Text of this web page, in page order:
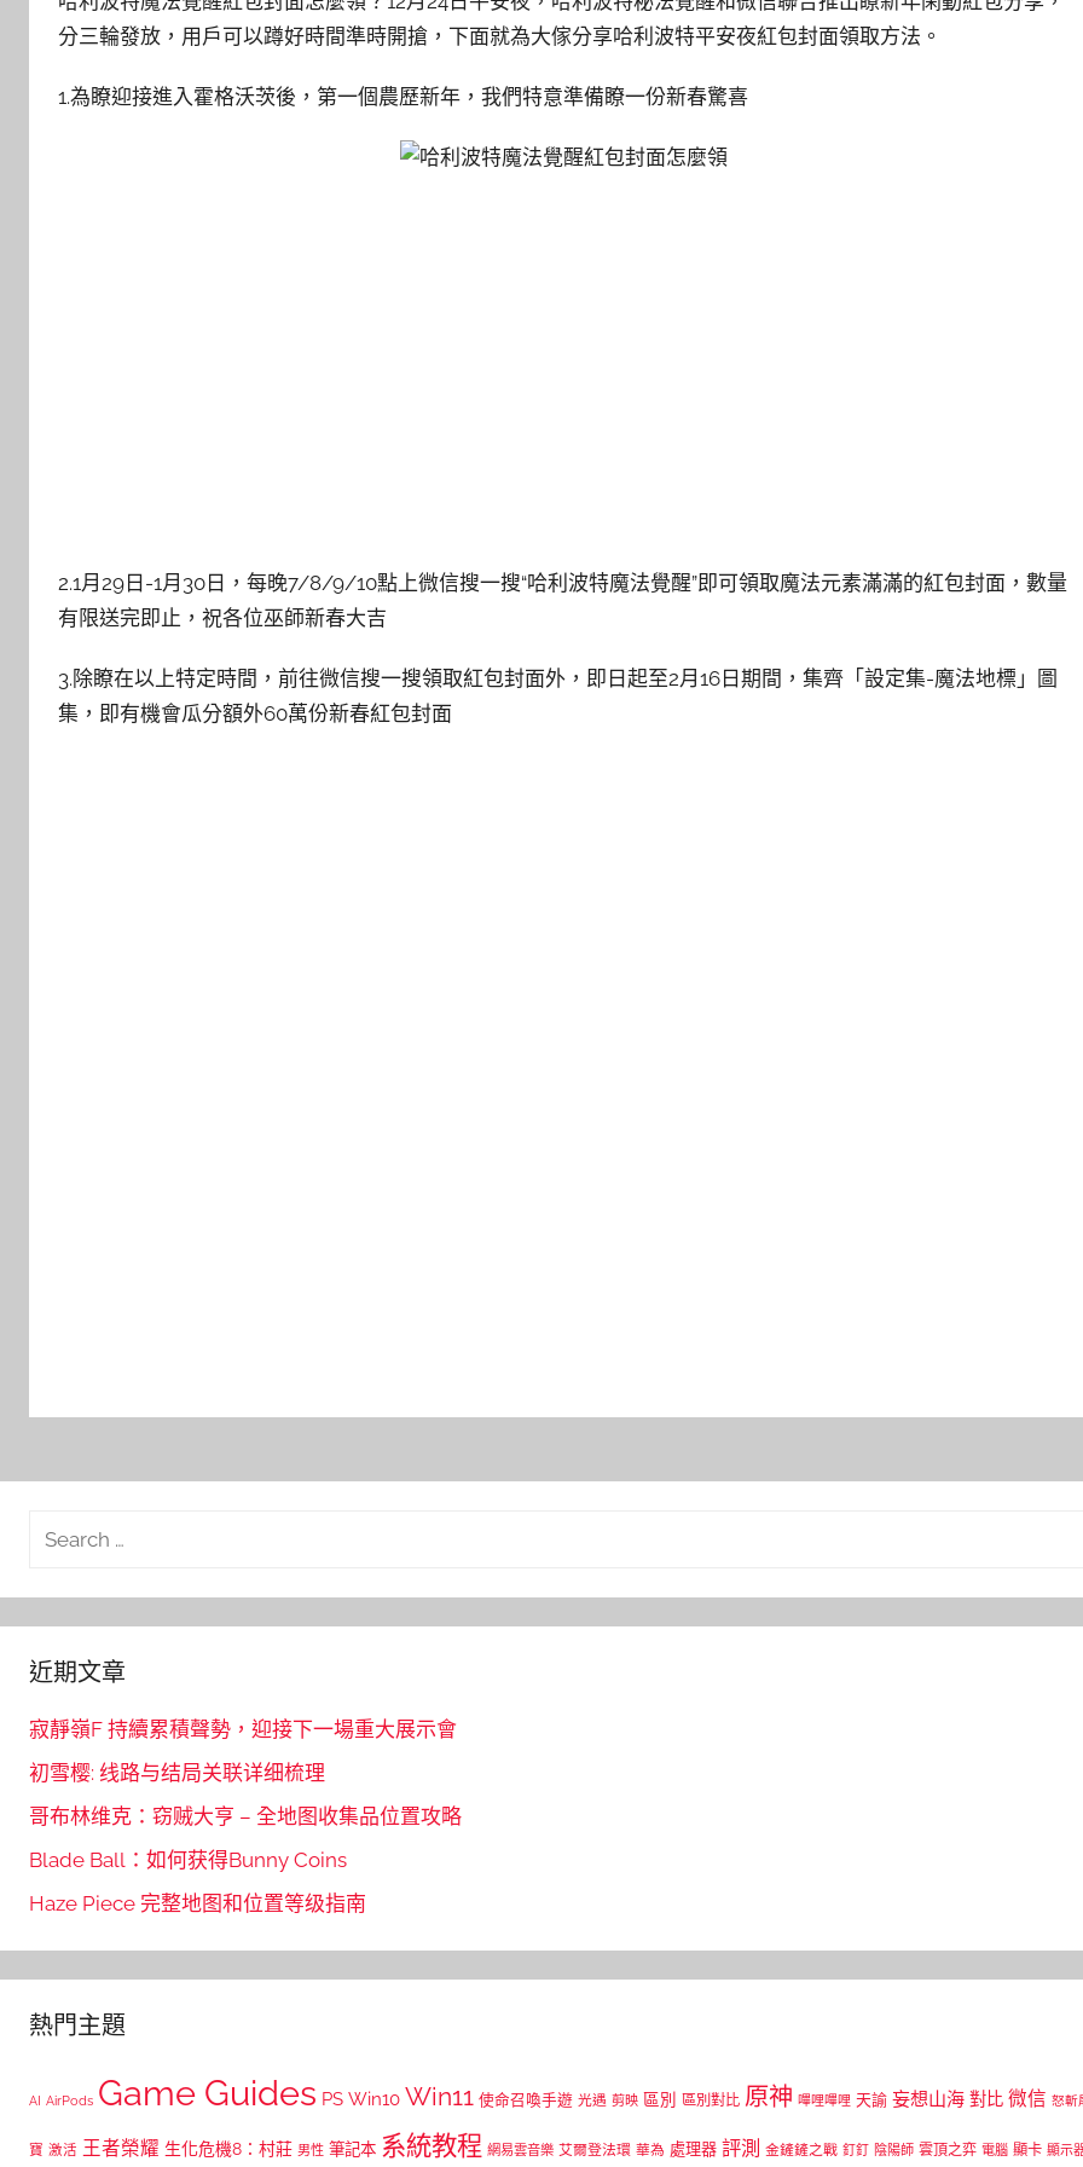
分三輪發放，用戶可以蹲好時間準時開搶，下面就為大傢分享哈利波特平安夜紅包封面領取方法。
1.為瞭迎接進入霍格沃茨後，第一個農歷新年，我們特意準備瞭一份新春驚喜
2.1月29日-1月30日，每晚7/8/9/10點上微信搜一搜“哈利波特魔法覺醒”即可領取魔法元素滿滿的紅包封面，數量
有限送完即止，祝各位巫師新春大吉
3.除瞭在以上特定時間，前往微信搜一搜領取紅包封面外，即日起至2月16日期間，集齊「設定集-魔法地標」圖
集，即有機會瓜分額外60萬份新春紅包封面
Search
近期文章
寂靜嶺F 持續累積聲勢，迎接下一場重大展示會
初雪樱: 线路与结局关联详细梳理
哥布林维克：窃贼大亨 – 全地图收集品位置攻略
Blade Ball：如何获得Bunny Coins
Haze Piece 完整地图和位置等级指南
熱門主題
AI AirPods Game Guides PS Win10 Win11 使命召喚手遊 光遇 剪映 區別 區別對比 原神 嗶哩嗶哩 天諭 妄想山海 對比 微信 怒斬
寶 激活 王者榮耀 生化危機8：村莊 男性 筆記本 系統教程 網易雲音樂 艾爾登法環 華為 處理器 評測 金鏟鏟之戰 釘釘 陰陽師 雲頂之弈 電腦 顯卡 顯示